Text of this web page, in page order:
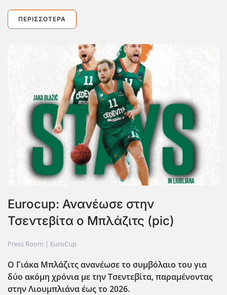
ΠΕΡΙΣΣΌΤΕΡΑ
Eurocup: Ανανέωσε στην
Τσεντεβίτα ο Μπλάζιτς (pic)
Press Room | EuroCup
Ο Γιάκα Μπλάζιτς ανανέωσε το συμβόλαιο του για
δύο ακόμη χρόνια με την Τσεντεβίτα, παραμένοντας
στην Λιουμπλιάνα έως το 2026.